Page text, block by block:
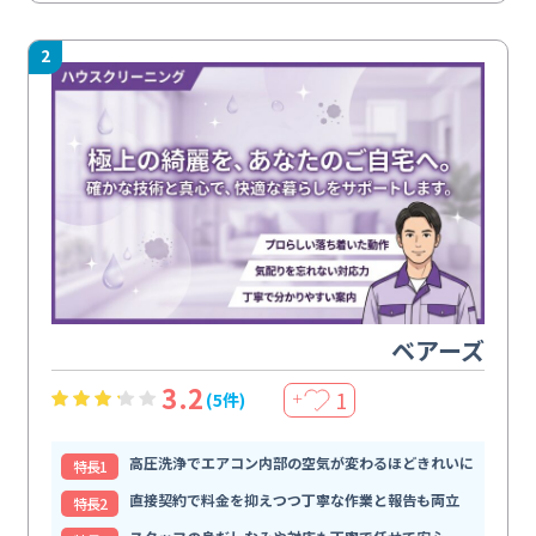
2
ベアーズ
3.2 (5件) ＋ 1
特⻑1
高圧洗浄でエアコン内部の空気が変わるほどきれいに
特⻑2
直接契約で料金を抑えつつ丁寧な作業と報告も両立